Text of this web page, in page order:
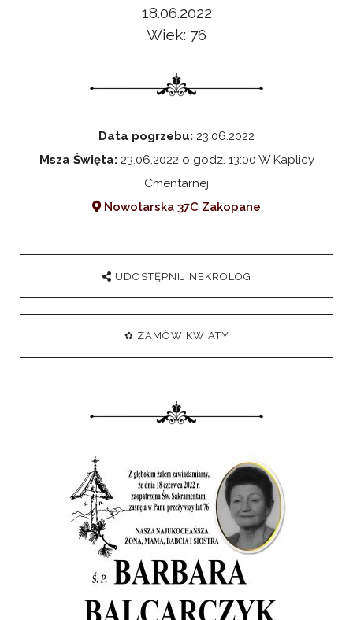
18.06.2022
Wiek: 76
Data pogrzebu: 23.06.2022
Msza Święta: 23.06.2022 o godz. 13:00 W Kaplicy
Cmentarnej
Nowotarska 37C Zakopane
UDOSTĘPNIJ NEKROLOG
✿ ZAMÓW KWIATY